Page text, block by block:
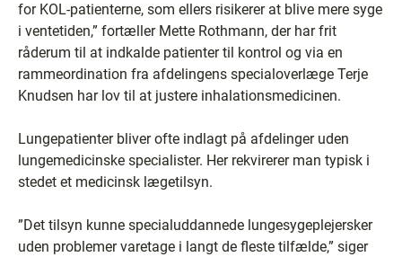
for KOL-patienterne, som ellers risikerer at blive mere syge
i ventetiden,” fortæller Mette Rothmann, der har frit
råderum til at indkalde patienter til kontrol og via en
rammeordination fra afdelingens specialoverlæge Terje
Knudsen har lov til at justere inhalationsmedicinen.
Lungepatienter bliver ofte indlagt på afdelinger uden
lungemedicinske specialister. Her rekvirerer man typisk i
stedet et medicinsk lægetilsyn.
”Det tilsyn kunne specialuddannede lungesygeplejersker
uden problemer varetage i langt de fleste tilfælde,” siger